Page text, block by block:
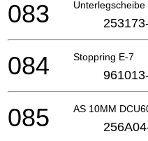
Unterlegscheibe
083
Stoppring E-7
084
AS 10MM
085